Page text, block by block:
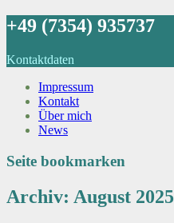
+49 (7354) 935737
Kontaktdaten
Impressum
Kontakt
Über mich
News
Seite bookmarken
Archiv: August 2025